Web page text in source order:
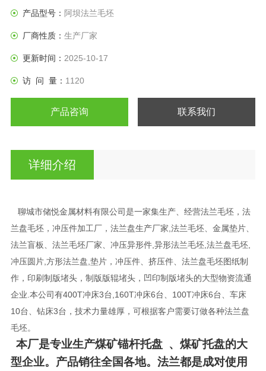
产品型号： 阿坝法兰毛坯
厂商性质： 生产厂家
更新时间： 2025-10-17
访 问 量： 1120
产品咨询 联系我们
详细介绍
聊城市储悦金属材料有限公司是一家集生产、经营法兰毛坯，法
兰盘毛坯，冲压件加工厂，法兰盘生产厂家,法兰毛坯、金属垫片、
法兰盲板、法兰毛坯厂家、冲压异形件,异形法兰毛坯,法兰盘毛坯,
冲压圆片,方形法兰盘,垫片，冲压件、挤压件、法兰盘毛坯图纸制
作，印刷制版堵头，制版版辊堵头，凹印制版堵头的大型物资流通
企业.本公司有400T冲床3台,160T冲床6台、100T冲床6台、车床
10台、钻床3台，技术力量雄厚，可根据客户需要订做各种法兰盘
毛坯。
本厂是专业生产煤矿锚杆托盘 、煤矿托盘的大
型企业。产品销往全国各地。法兰都是成对使用